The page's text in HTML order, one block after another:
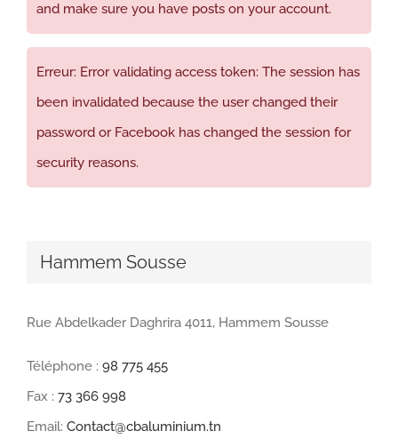
and make sure you have posts on your account.
Erreur: Error validating access token: The session has
been invalidated because the user changed their
password or Facebook has changed the session for
security reasons.
Hammem Sousse
Rue Abdelkader Daghrira 4011, Hammem Sousse
Téléphone : 98 775 455
Fax : 73 366 998
Email: Contact@cbaluminium.tn